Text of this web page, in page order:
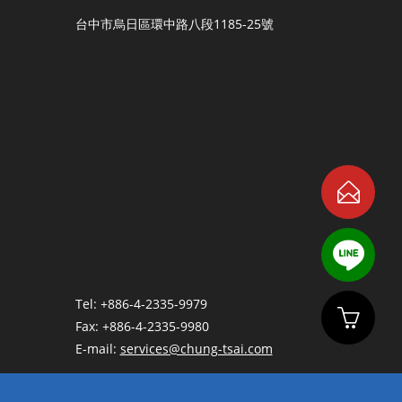
台中市烏日區環中路八段1185-25號
Tel: +886-4-2335-9979
Fax: +886-4-2335-9980
E-mail: services@chung-tsai.com